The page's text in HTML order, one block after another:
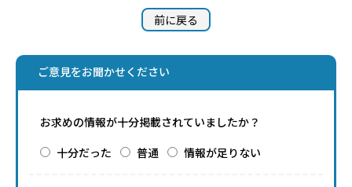
前に戻る
ご意見をお聞かせください
お求めの情報が十分掲載されていましたか？
十分だった
普通 情報が足りない